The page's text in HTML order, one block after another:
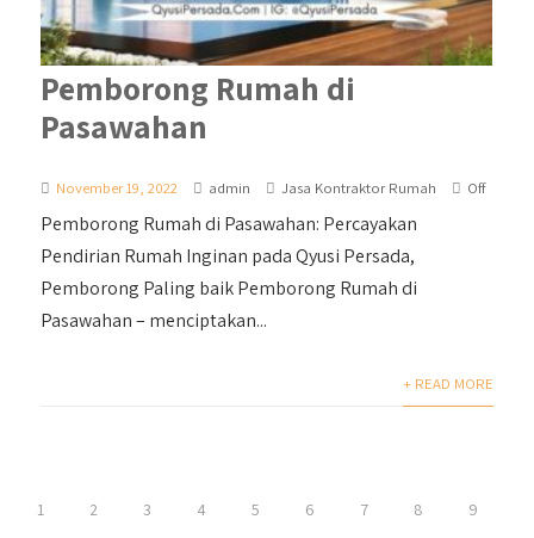
Pemborong Rumah di
Pasawahan
November 19, 2022 admin Jasa Kontraktor Rumah Off
Pemborong Rumah di Pasawahan: Percayakan
Pendirian Rumah Inginan pada Qyusi Persada,
Pemborong Paling baik Pemborong Rumah di
Pasawahan – menciptakan...
+ READ MORE
1 2 3 4 5 6 7 8 9